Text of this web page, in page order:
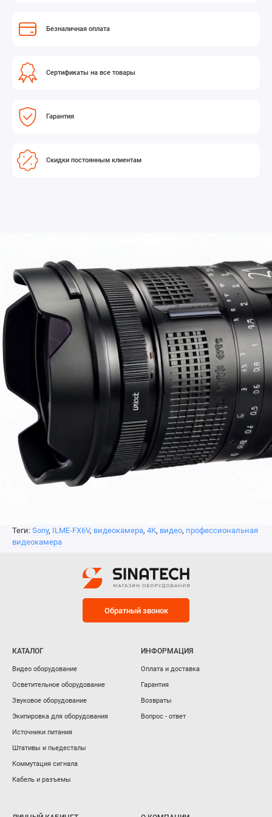
насадок.
Высокая частота кадров
автофокусом позволяет создавать выразительный
замедленный motion (до 5x при 24p). Переменная
темпом видео.
идеальны для работы со стабилизаторами, дронами и
в подводных боксах. Эффективная система
охлаждения предотвращает перегрев при длительной
записи.
Профессиональные форматы и подключения
Запись XAVC All-Intra до 600 Мбит/с с 10 бит 4:2:2,
выход 12G-SDI для 16-битного RAW на внешние
рекордеры. Два слота под CFexpress Type A и SDXC, 4-
канальный аудиовход через XLR и MI-разъем, а также
управление по Wi-Fi черезприложение Content Browser
Mobile.
Безналичная оплата
Сертификаты на все товары
Гарантия
Скидки постоянным клиентам
Теги: Sony, ILME-FX6V, видеокамера, 4K, видео, профессиональная
видеокамера
Обратный звонок
КАТАЛОГ
Видео оборудование
Осветительное оборудование
Звуковое оборудование
Экипировка для оборудования
Источники питания
Штативы и пьедесталы
Коммутация сигнала
Кабель и разъемы
ИНФОРМАЦИЯ
Оплата и доставка
Гарантия
Возвраты
Вопрос - ответ